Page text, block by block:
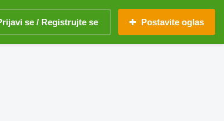
se / Registrujte se Postavite oglas